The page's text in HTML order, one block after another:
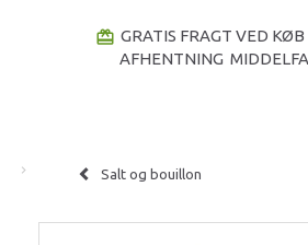
redeem GRATIS FRAGT VED KØB
AFHENTNING
Salt og bouillon